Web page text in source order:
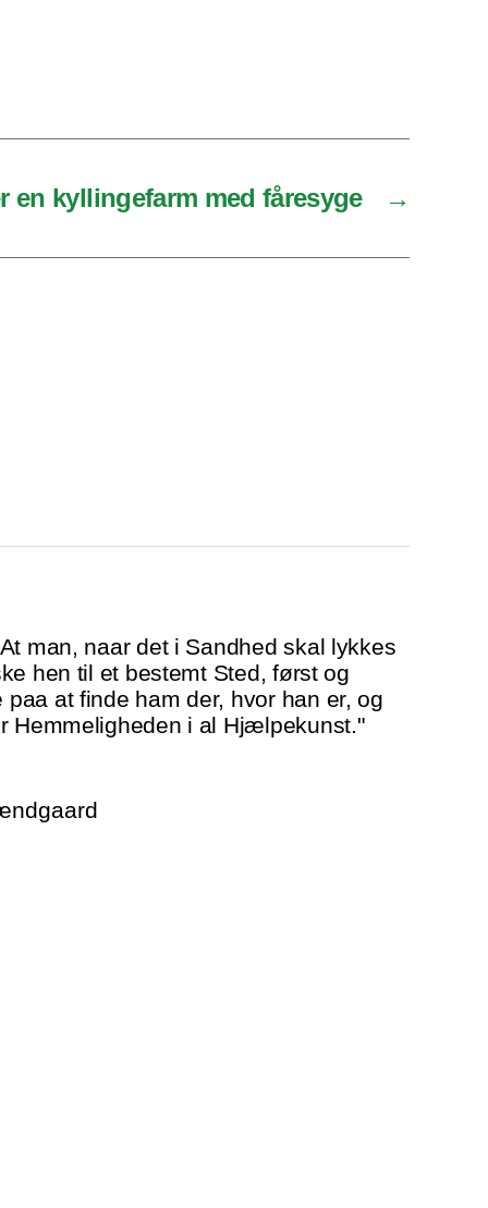
→
en kyllingefarm med fåresyge
man, naar det i Sandhed skal lykkes
hen til et bestemt Sted, først og
at finde ham der, hvor han er, og
Hemmeligheden i al Hjælpekunst."